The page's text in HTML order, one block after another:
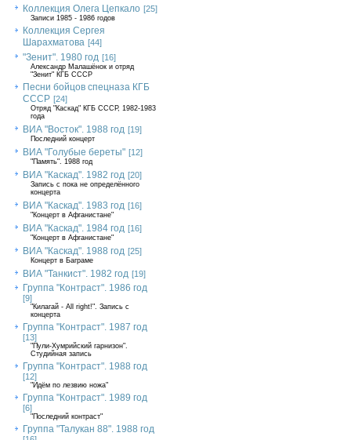
Коллекция Олега Цепкало [25]
Записи 1985 - 1986 годов
Коллекция Сергея
Шарахматова [44]
"Зенит". 1980 год [16]
Александр Малашёнок и отряд
"Зенит" КГБ СССР
Песни бойцов спецназа КГБ
СССР [24]
Отряд "Каскад" КГБ СССР, 1982-1983
года
ВИА "Восток". 1988 год [19]
Последний концерт
ВИА "Голубые береты" [12]
"Память". 1988 год
ВИА "Каскад". 1982 год [20]
Запись с пока не определённого
концерта
ВИА "Каскад". 1983 год [16]
"Концерт в Афганистане"
ВИА "Каскад". 1984 год [16]
"Концерт в Афганистане"
ВИА "Каскад". 1988 год [25]
Концерт в Баграме
ВИА "Танкист". 1982 год [19]
Группа "Контраст". 1986 год
[9]
"Килагай - All right!". Запись с
концерта
Группа "Контраст". 1987 год
[13]
"Пули-Хумрийский гарнизон".
Студийная запись
Группа "Контраст". 1988 год
[12]
"Идём по лезвию ножа"
Группа "Контраст". 1989 год
[6]
"Последний контраст"
Группа "Талукан 88". 1988 год